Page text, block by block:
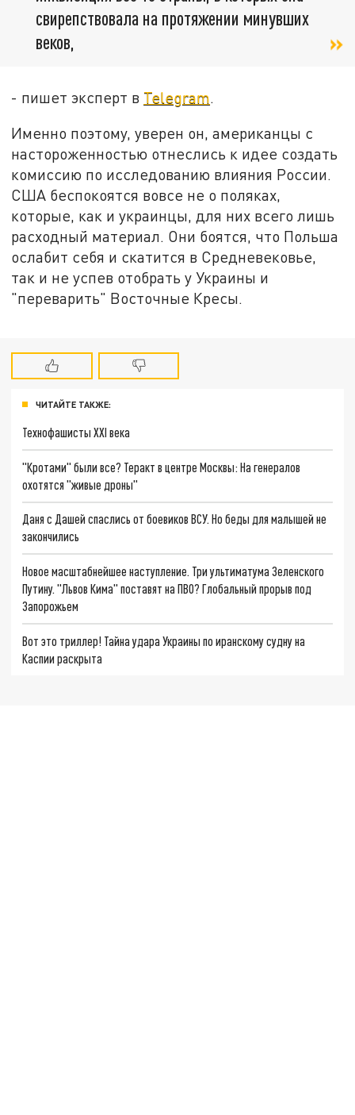
свирепствовала на протяжении минувших
веков,
- пишет эксперт в Telegram.
Именно поэтому, уверен он, американцы с
настороженностью отнеслись к идее создать
комиссию по исследованию влияния России.
США беспокоятся вовсе не о поляках,
которые, как и украинцы, для них всего лишь
расходный материал. Они боятся, что Польша
ослабит себя и скатится в Средневековье,
так и не успев отобрать у Украины и
"переварить" Восточные Кресы.
ЧИТАЙТЕ ТАКЖЕ:
Технофашисты XXI века
"Кротами" были все? Теракт в центре Москвы: На генералов
охотятся "живые дроны"
Даня с Дашей спаслись от боевиков ВСУ. Но беды для малышей не
закончились
Новое масштабнейшее наступление. Три ультиматума Зеленского
Путину. "Львов Кима" поставят на ПВО? Глобальный прорыв под
Запорожьем
Вот это триллер! Тайна удара Украины по иранскому судну на
Каспии раскрыта